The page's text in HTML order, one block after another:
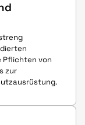
Pflichten von
zur